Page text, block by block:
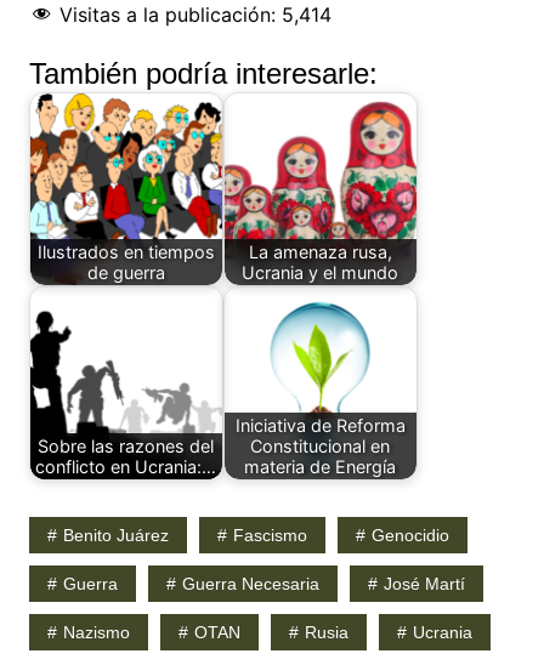
Visitas a la publicación: 5,414
También podría interesarle:
Ilustrados en tiempos
de guerra
La amenaza rusa,
Ucrania y el mundo
Sobre las razones del
conflicto en Ucrania:…
Iniciativa de Reforma
Constitucional en
materia de Energía
Benito Juárez Fascismo Genocidio
Guerra Guerra Necesaria José Martí
Nazismo OTAN Rusia Ucrania